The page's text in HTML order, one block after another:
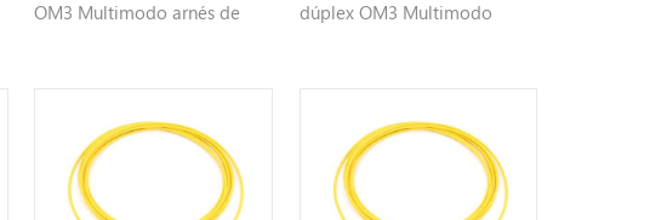
OM3 Multimodo arnés de
dúplex OM3 Multimodo